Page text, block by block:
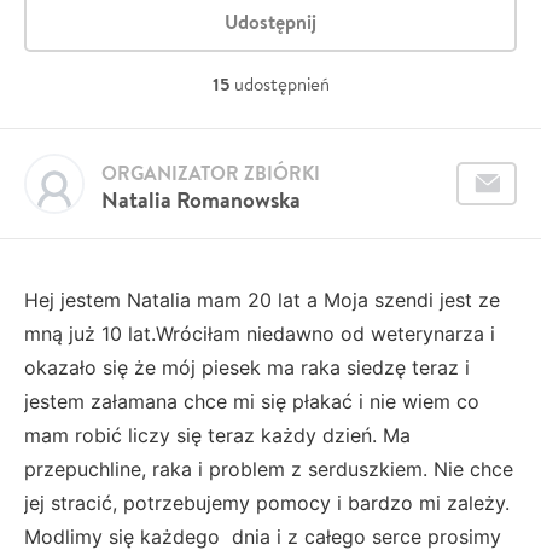
Udostępnij
15 udostępnień
Natalia Romanowska
ORGANIZATOR ZBIÓRKI
Hej jestem Natalia mam 20 lat a Moja szendi jest ze
mną już 10 lat.Wróciłam niedawno od weterynarza i
okazało się że mój piesek ma raka siedzę teraz i
jestem załamana chce mi się płakać i nie wiem co
mam robić liczy się teraz każdy dzień. Ma
przepuchline, raka i problem z serduszkiem. Nie chce
jej stracić, potrzebujemy pomocy i bardzo mi zależy.
Modlimy się każdego dnia i z całego serce prosimy